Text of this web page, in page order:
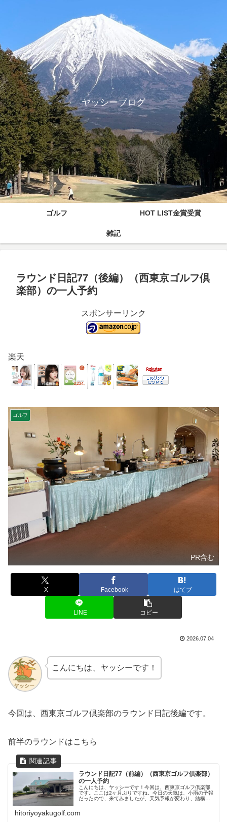
ヤッシーブログ
ゴルフ HOT LIST金賞受賞
雑記
ラウンド日記77（後編）（西東京ゴルフ倶
楽部）の一人予約
スポンサーリンク
楽天
ゴルフ
PR含む
X Facebook はてブ
LINE コピー
2026.07.04
こんにちは、ヤッシーです！
今回は、西東京ゴルフ倶楽部のラウンド日記後編です。
前半のラウンドはこちら
ラウンド日記77（前編）（西東京ゴルフ倶楽部）
の一人予約
こんにちは、ヤッシーです！今回は、西東京ゴルフ倶楽部
です。ここは2ヶ月ぶりですね。今日の天気は、小雨の予報
だったので、来てみましたが、天気予報が変わり、結構降
hitoriyoyakugolf.com